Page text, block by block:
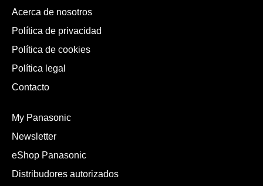
Acerca de nosotros
Política de privacidad
Política de cookies
Política legal
Contacto
My Panasonic
Newsletter
eShop Panasonic
Distribudores autorizados